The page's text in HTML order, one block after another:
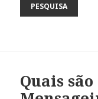
Sonhos:
Quais